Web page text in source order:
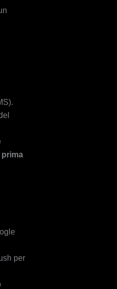
prima
per